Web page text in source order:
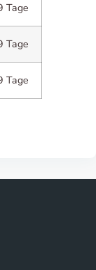
Tage
Tage
Tage